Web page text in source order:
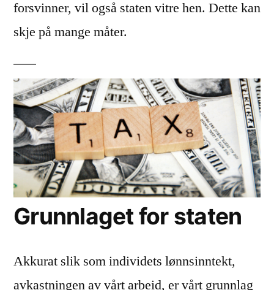
forsvinner, vil også staten vitre hen. Dette kan
skje på mange måter.
Grunnlaget for staten
Akkurat slik som individets lønnsinntekt,
avkastningen av vårt arbeid, er vårt grunnlag